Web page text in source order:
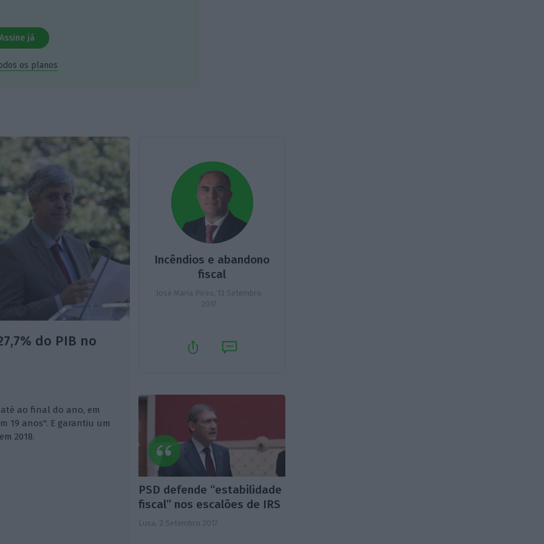
Assine já
os planos
do PIB no
ao final do ano, em
19 anos". E garantiu um
2018.
Incêndios e abandono
fiscal
José Maria Pires, 13 Setembro
2017
PSD defende “estabilidade
fiscal” nos escalões de IRS
Lusa, 2 Setembro 2017